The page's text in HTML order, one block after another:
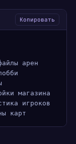
Копировать
арен
магазина
игроков
карт